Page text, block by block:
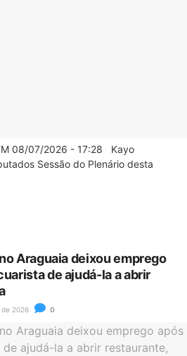
08/07/2026 - 17:28 Kayo
Sessão do Plenário desta
Araguaia deixou emprego
de ajudá-la a abrir
2026 0